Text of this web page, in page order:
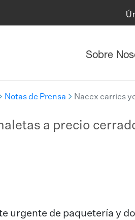
Sobre
Notas de Prensa Nacex carries
a precio
urgente de paquetería y